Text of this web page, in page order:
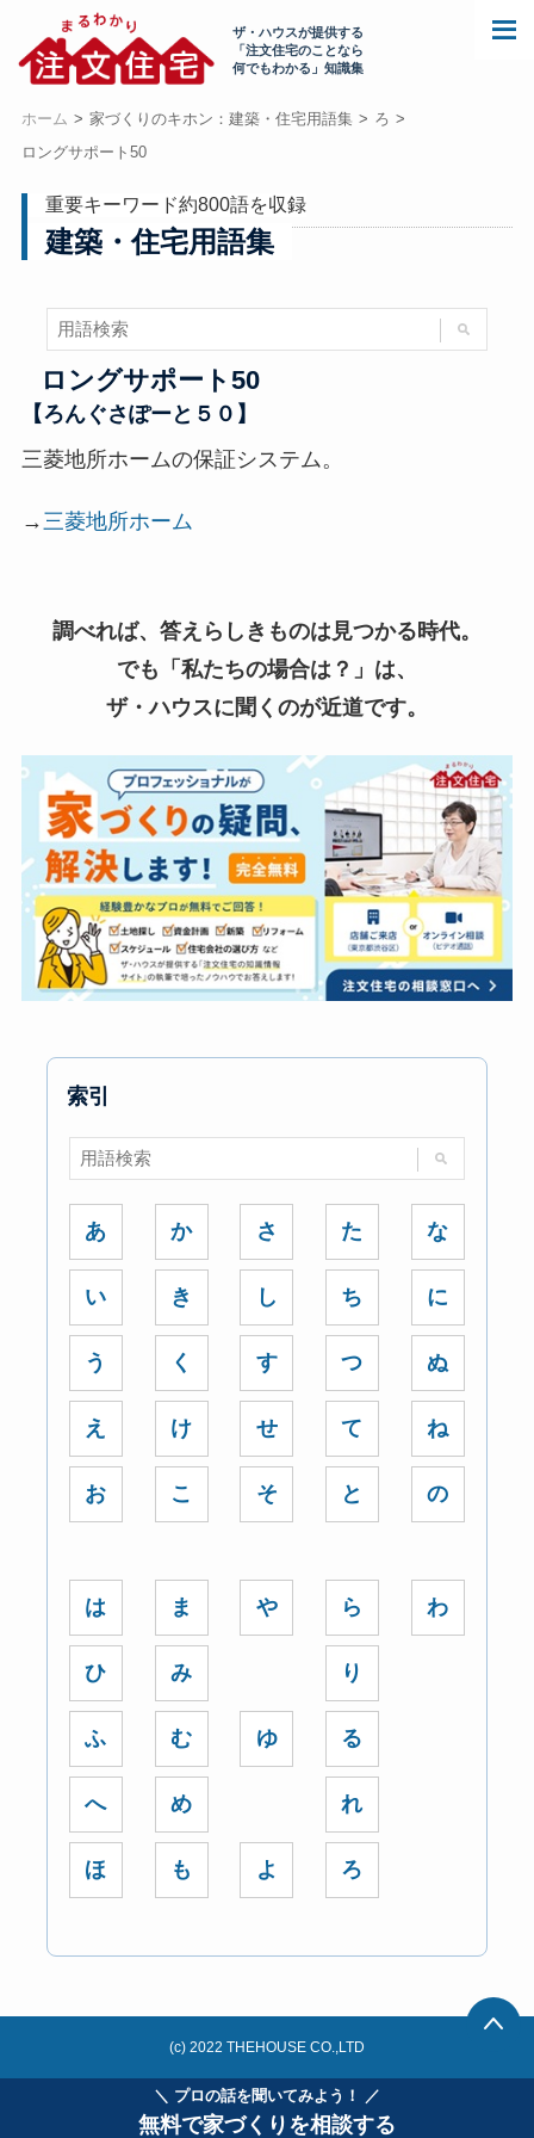
＼ プロの話を聞いてみよう！ ／
無料で家づくりを相談する
ザ・ハウスが提供する
「注文住宅のことなら
何でもわかる」知識集
ホーム 家づくりのキホン：建築・住宅用語集
ろ
ロングサポート50
重要キーワード約800語を収録
建築・住宅用語集
ロングサポート50
【ろんぐさぽーと５０】
三菱地所ホームの保証システム。
→三菱地所ホーム
調べれば、答えらしきものは見つかる時代。
でも「私たちの場合は？」は、
ザ・ハウスに聞くのが近道です。
索引
あ
い
う
え
お
か
き
く
け
こ
さ
し
す
せ
そ
た
ち
つ
て
と
な
に
ぬ
ね
の
は
ひ
ふ
へ
ほ
ま
み
む
め
も
や
ゆ
よ
ら
り
る
れ
ろ
わ
(c) 2022 THEHOUSE CO.,LTD